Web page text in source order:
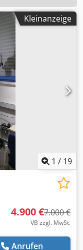
Kleinanzeige
1 / 19
4.900 €7.000 €
VB zzgl. MwSt.
Anrufen